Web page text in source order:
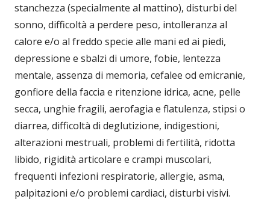
stanchezza (specialmente al mattino), disturbi del
sonno, difficoltà a perdere peso, intolleranza al
calore e/o al freddo specie alle mani ed ai piedi,
depressione e sbalzi di umore, fobie, lentezza
mentale, assenza di memoria, cefalee od emicranie,
gonfiore della faccia e ritenzione idrica, acne, pelle
secca, unghie fragili, aerofagia e flatulenza, stipsi o
diarrea, difficoltà di deglutizione, indigestioni,
alterazioni mestruali, problemi di fertilità, ridotta
libido, rigidità articolare e crampi muscolari,
frequenti infezioni respiratorie, allergie, asma,
palpitazioni e/o problemi cardiaci, disturbi visivi.